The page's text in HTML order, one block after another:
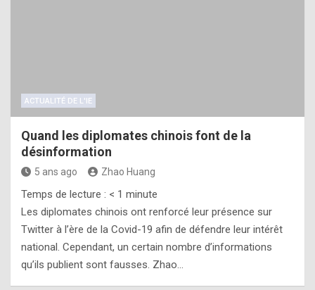
ACTUALITÉ DE L'IE
Quand les diplomates chinois font de la
désinformation
5 ans ago Zhao Huang
Temps de lecture : < 1 minute
Les diplomates chinois ont renforcé leur présence sur
Twitter à l’ère de la Covid-19 afin de défendre leur intérêt
national. Cependant, un certain nombre d’informations
qu’ils publient sont fausses. Zhao…